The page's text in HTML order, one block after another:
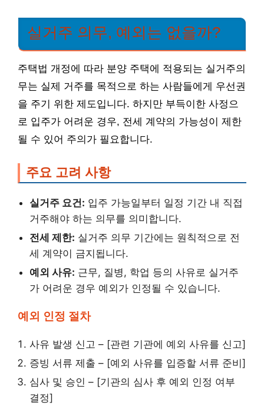
실거주 의무, 예외는 없을까?
주택법 개정에 따라 분양 주택에 적용되는 실거주의
무는 실제 거주를 목적으로 하는 사람들에게 우선권
을 주기 위한 제도입니다. 하지만 부득이한 사정으
로 입주가 어려운 경우, 전세 계약의 가능성이 제한
될 수 있어 주의가 필요합니다.
주요 고려 사항
실거주 요건: 입주 가능일부터 일정 기간 내 직접
거주해야 하는 의무를 의미합니다.
전세 제한: 실거주 의무 기간에는 원칙적으로 전
세 계약이 금지됩니다.
예외 사유: 근무, 질병, 학업 등의 사유로 실거주
가 어려운 경우 예외가 인정될 수 있습니다.
예외 인정 절차
사유 발생 신고 – [관련 기관에 예외 사유를 신고]
증빙 서류 제출 – [예외 사유를 입증할 서류 준비]
심사 및 승인 – [기관의 심사 후 예외 인정 여부
결정]